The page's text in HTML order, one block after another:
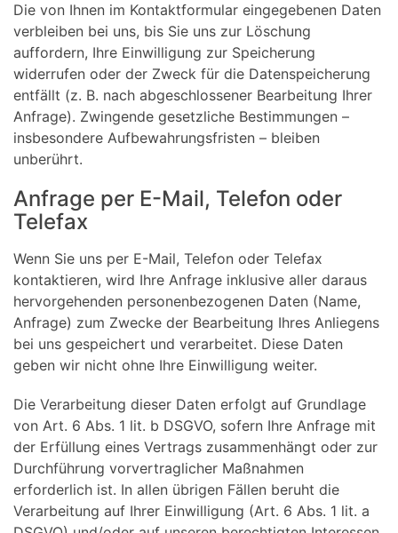
Die von Ihnen im Kontaktformular eingegebenen Daten
verbleiben bei uns, bis Sie uns zur Löschung
auffordern, Ihre Einwilligung zur Speicherung
widerrufen oder der Zweck für die Datenspeicherung
entfällt (z. B. nach abgeschlossener Bearbeitung Ihrer
Anfrage). Zwingende gesetzliche Bestimmungen –
insbesondere Aufbewahrungsfristen – bleiben
unberührt.
Anfrage per E-Mail, Telefon oder
Telefax
Wenn Sie uns per E-Mail, Telefon oder Telefax
kontaktieren, wird Ihre Anfrage inklusive aller daraus
hervorgehenden personenbezogenen Daten (Name,
Anfrage) zum Zwecke der Bearbeitung Ihres Anliegens
bei uns gespeichert und verarbeitet. Diese Daten
geben wir nicht ohne Ihre Einwilligung weiter.
Die Verarbeitung dieser Daten erfolgt auf Grundlage
von Art. 6 Abs. 1 lit. b DSGVO, sofern Ihre Anfrage mit
der Erfüllung eines Vertrags zusammenhängt oder zur
Durchführung vorvertraglicher Maßnahmen
erforderlich ist. In allen übrigen Fällen beruht die
Verarbeitung auf Ihrer Einwilligung (Art. 6 Abs. 1 lit. a